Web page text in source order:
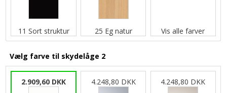
11 Sort struktur 25 Eg natur Vis alle farver
Vælg farve til skydelåge 2
2.909,60 DKK 4.248,80 DKK 4.248,80 DKK